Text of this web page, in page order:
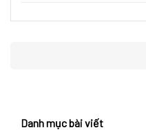
Danh mục bài viết